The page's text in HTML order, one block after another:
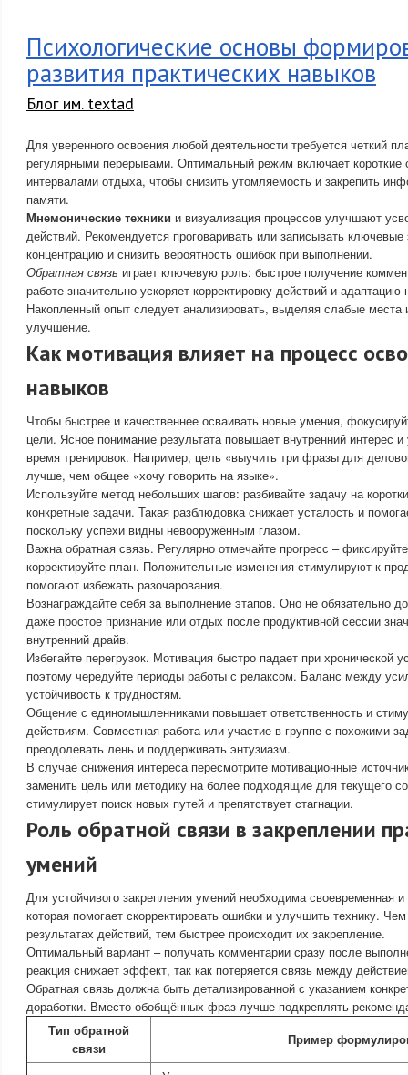
Психологические основы
развития практических навыков
Блог им. textad
Для уверенного освоения любой деятельности требуется четкий
регулярными перерывами. Оптимальный режим включает короткие
интервалами отдыха, чтобы снизить утомляемость и закрепить
памяти.
Мнемонические техники и визуализация процессов улучшают
действий. Рекомендуется проговаривать или записывать
концентрацию и снизить вероятность ошибок при выполнении.
Обратная связь играет ключевую роль: быстрое получение
работе значительно ускоряет корректировку действий и
Накопленный опыт следует анализировать, выделяя слабые
улучшение.
Как мотивация влияет на процесс
навыков
Чтобы быстрее и качественнее осваивать новые умения,
цели. Ясное понимание результата повышает внутренний интерес
время тренировок. Например, цель «выучить три фразы для
лучше, чем общее «хочу говорить на языке».
Используйте метод небольших шагов: разбивайте задачу на
конкретные задачи. Такая разблюдовка снижает усталость и
поскольку успехи видны невооружённым глазом.
Важна обратная связь. Регулярно отмечайте прогресс –
корректируйте план. Положительные изменения стимулируют к
помогают избежать разочарования.
Вознаграждайте себя за выполнение этапов. Оно не обязательно
даже простое признание или отдых после продуктивной сессии
внутренний драйв.
Избегайте перегрузок. Мотивация быстро падает при хронической
поэтому чередуйте периоды работы с релаксом. Баланс между
устойчивость к трудностям.
Общение с единомышленниками повышает ответственность и
действиям. Совместная работа или участие в группе с похожими
преодолевать лень и поддерживать энтузиазм.
В случае снижения интереса пересмотрите мотивационные
заменить цель или методику на более подходящие для текущего
стимулирует поиск новых путей и препятствует стагнации.
Роль обратной связи в закреплении
умений
Для устойчивого закрепления умений необходима своевременная и
которая помогает скорректировать ошибки и улучшить технику.
результатах действий, тем быстрее происходит их закрепление.
Оптимальный вариант – получать комментарии сразу после
реакция снижает эффект, так как потеряется связь между
Обратная связь должна быть детализированной с указанием
доработки. Вместо обобщённых фраз лучше подкреплять
Тип обратной
связи
Пример